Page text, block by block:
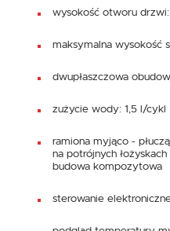
wysokość otworu
maksymalna wysokość
dwupłaszczowa
zużycie wody: 1,5 l/cykl
ramiona myjąco -
na potrójnych
budowa kompozytowa
sterowanie